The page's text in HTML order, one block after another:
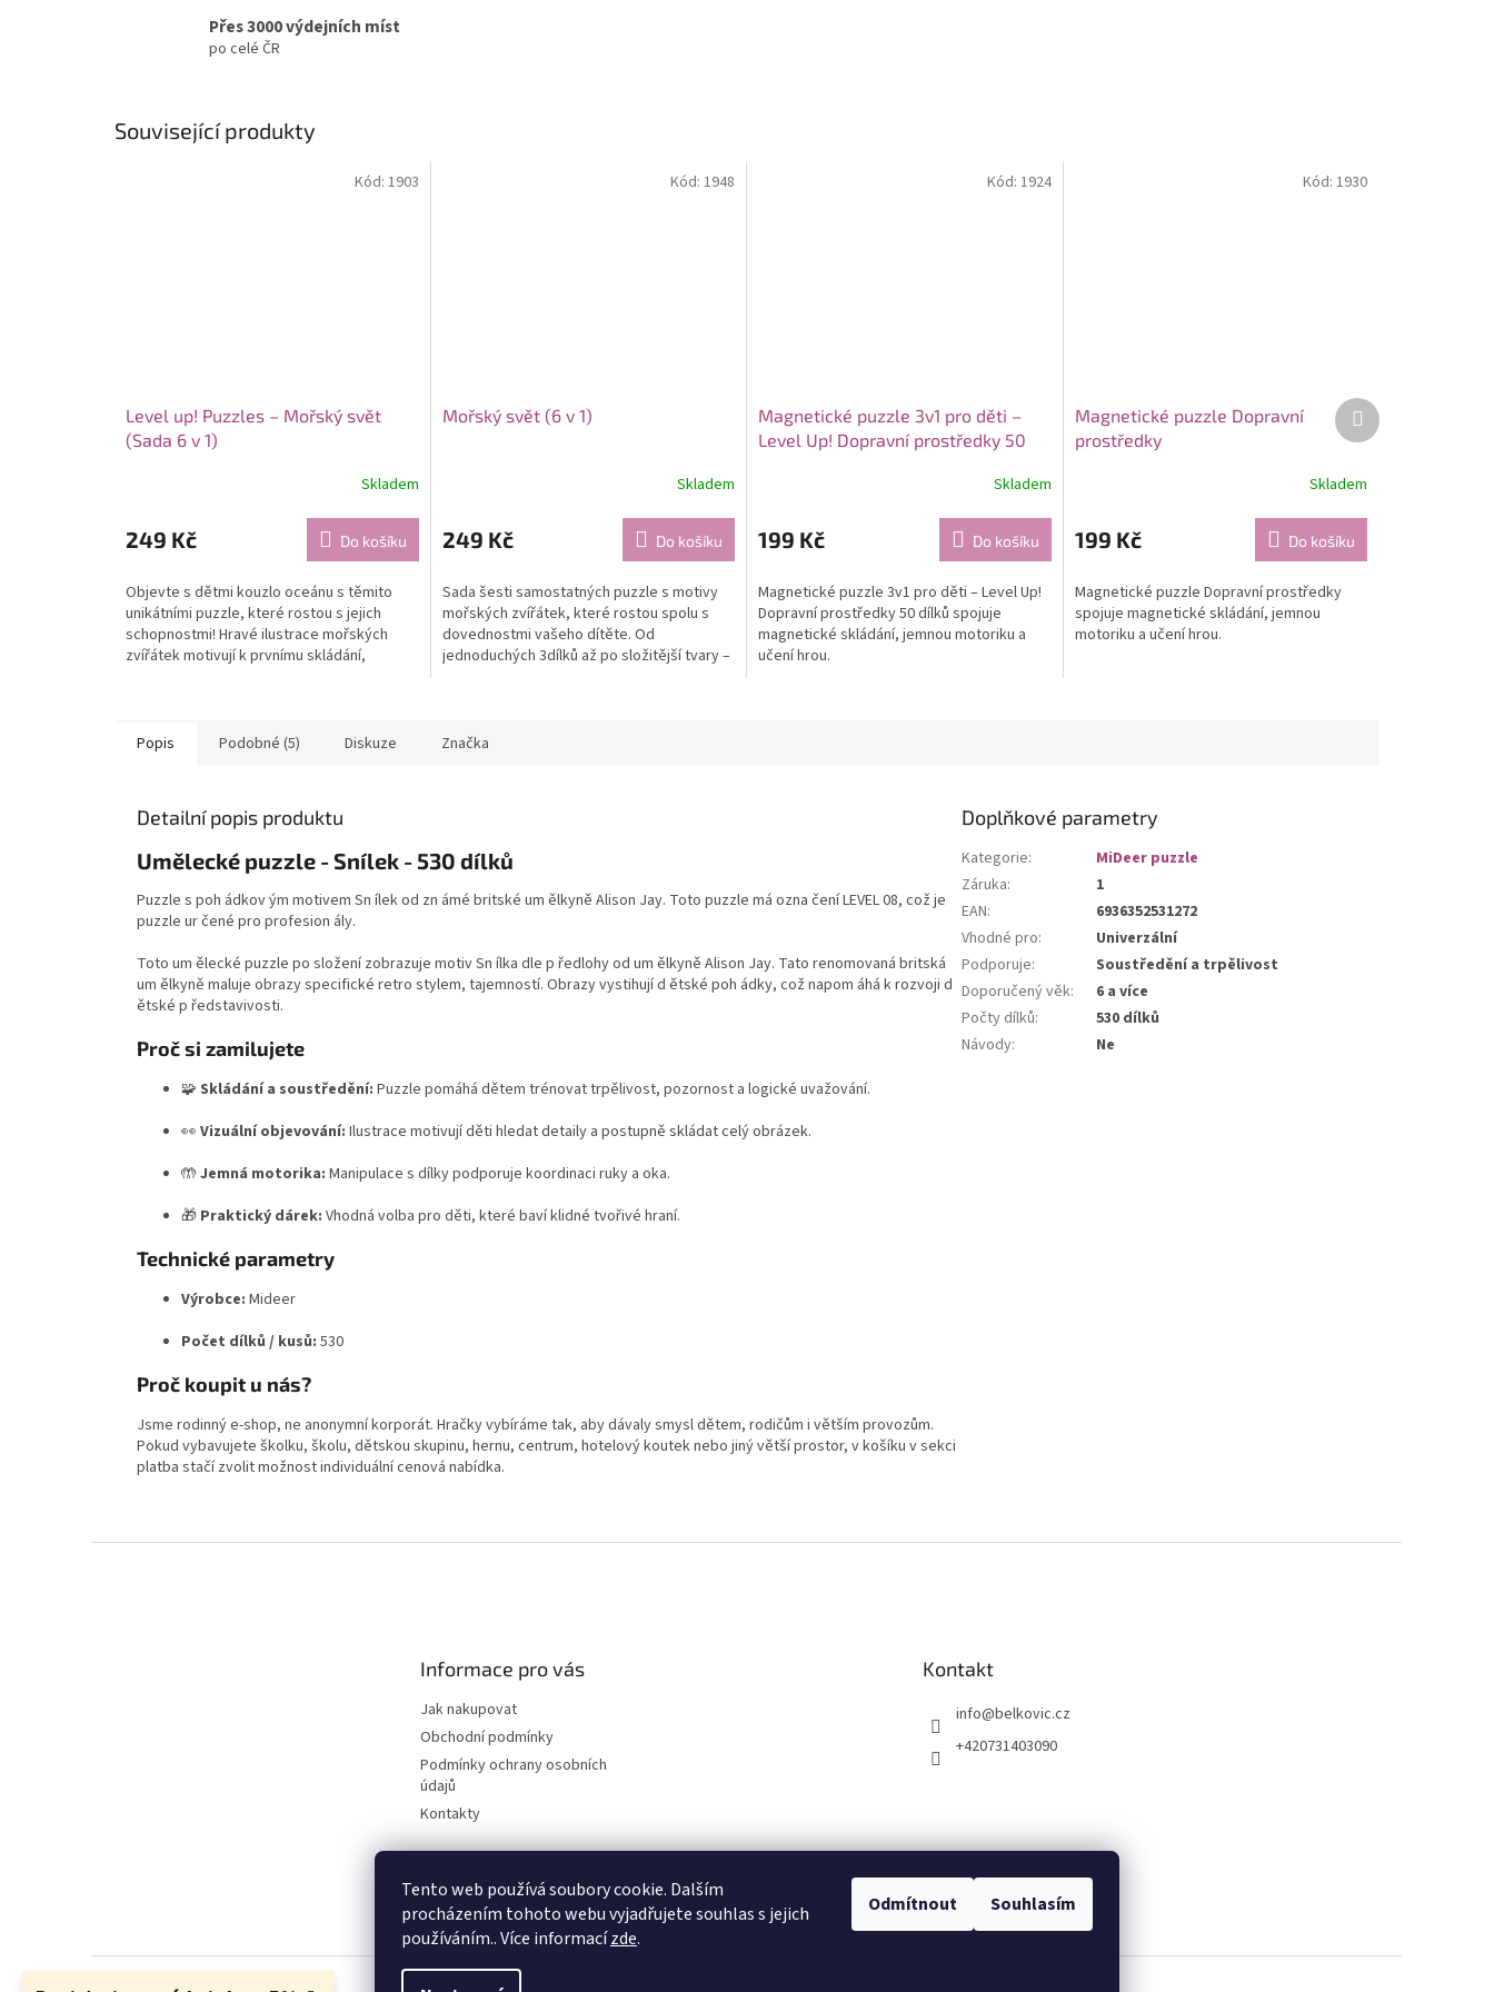
Tento web používá soubory cookie. Dalším
procházením tohoto webu vyjadřujete souhlas s jejich
používáním.. Více informacízde.
Odmítnout Souhlasím
Přes 3000 výdejních míst
po celé ČR
Související produkty
Level up! Puzzles – Mořský svět
(Sada 6 v 1)
Skladem
249 Kč Do košíku
Objevte s dětmi kouzlo oceánu s těmito
unikátními puzzle, které rostou s jejich
schopnostmi! Hravé ilustrace mořských
zvířátek motivují k prvnímu skládání,
Kód: 1903
Mořský svět (6 v 1)
Skladem
249 Kč Do košíku
Sada šesti samostatných puzzle s motivy
mořských zvířátek, které rostou spolu s
dovednostmi vašeho dítěte. Od
jednoduchých 3dílků až po složitější tvary –
Kód: 1948
Magnetické puzzle 3v1 pro děti –
Level Up! Dopravní prostředky 50
Skladem
199 Kč Do košíku
Magnetické puzzle 3v1 pro děti – Level Up!
Dopravní prostředky 50 dílků spojuje
magnetické skládání, jemnou motoriku a
učení hrou.
Kód: 1924
Magnetické puzzle Dopravní
prostředky
Skladem
199 Kč Do košíku
Magnetické puzzle Dopravní prostředky
spojuje magnetické skládání, jemnou
motoriku a učení hrou.
Kód: 1930
Další
produkt
Popis Podobné (5) Diskuze Značka
Detailní popis produktu
Umělecké puzzle - Snílek - 530 dílků
Puzzle s poh ádkov ým motivem Sn ílek od zn ámé britské um ělkyně Alison Jay. Toto puzzle má ozna čení LEVEL 08, což je
puzzle ur čené pro profesion ály.
Toto um ělecké puzzle po složení zobrazuje motiv Sn ílka dle p ředlohy od um ělkyně Alison Jay. Tato renomovaná britská
um ělkyně maluje obrazy specifické retro stylem, tajemností. Obrazy vystihují d ětské poh ádky, což napom áhá k rozvoji d
ětské p ředstavivosti.
Proč si zamilujete
🧩 Skládání a soustředění: Puzzle pomáhá dětem trénovat trpělivost, pozornost a logické uvažování.
👀 Vizuální objevování: Ilustrace motivují děti hledat detaily a postupně skládat celý obrázek.
🤲 Jemná motorika: Manipulace s dílky podporuje koordinaci ruky a oka.
🎁 Praktický dárek: Vhodná volba pro děti, které baví klidné tvořivé hraní.
Technické parametry
Výrobce: Mideer
Počet dílků / kusů: 530
Proč koupit u nás?
Jsme rodinný e-shop, ne anonymní korporát. Hračky vybíráme tak, aby dávaly smysl dětem, rodičům i větším provozům.
Pokud vybavujete školku, školu, dětskou skupinu, hernu, centrum, hotelový koutek nebo jiný větší prostor, v košíku v sekci
platba stačí zvolit možnost individuální cenová nabídka.
Doplňkové parametry
Kategorie:
MiDeer puzzle
Záruka:
1
EAN:
6936352531272
Vhodné pro:
Univerzální
Podporuje:
Soustředění a trpělivost
Doporučený věk:
6 a více
Počty dílků:
530 dílků
Návody: Ne
Informace pro vás
Jak nakupovat
Obchodní podmínky
Podmínky ochrany osobních
údajů
Kontakty
Kontakt
info@belkovic.cz
+420731403090